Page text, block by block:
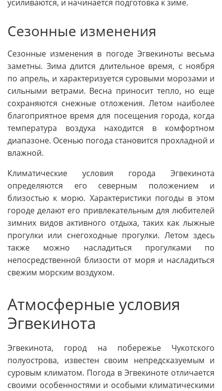
усиливаются, и начинается подготовка к зиме.
Сезонные изменения
Сезонные изменения в погоде Эгвекиноты весьма
заметны. Зима длится длительное время, с ноября
по апрель, и характеризуется суровыми морозами и
сильными ветрами. Весна приносит тепло, но еще
сохраняются снежные отложения. Летом наиболее
благоприятное время для посещения города, когда
температура воздуха находится в комфортном
диапазоне. Осенью погода становится прохладной и
влажной.
Климатические условия города Эгвекинота
определяются его северным положением и
близостью к морю. Характеристики погоды в этом
городе делают его привлекательным для любителей
зимних видов активного отдыха, таких как лыжные
прогулки или снегоходные прогулки. Летом здесь
также можно насладиться прогулками по
непосредственной близости от моря и насладиться
свежим морским воздухом.
Атмосферные условия
Эгвекинота
Эгвекинота, город на побережье Чукотского
полуострова, известен своим непредсказуемым и
суровым климатом. Погода в Эгвекиноте отличается
своими особенностями и особыми климатическими